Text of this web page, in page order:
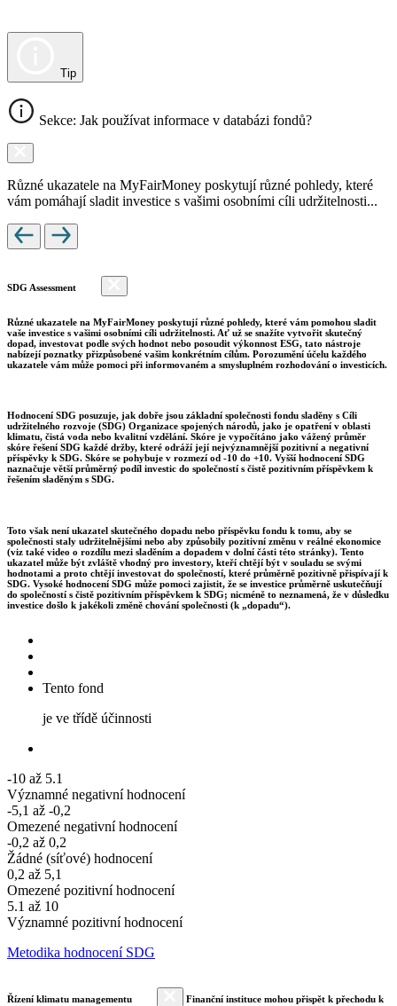
Tip
Sekce: Jak používat informace v databázi fondů?
Různé ukazatele na MyFairMoney poskytují různé pohledy, které
vám pomáhají sladit investice s vašimi osobními cíli udržitelnosti...
SDG Assessment
Různé ukazatele na MyFairMoney poskytují různé pohledy, které vám pomohou sladit
vaše investice s vašimi osobními cíli udržitelnosti. Ať už se snažíte vytvořit skutečný
dopad, investovat podle svých hodnot nebo posoudit výkonnost ESG, tato nástroje
nabízejí poznatky přizpůsobené vašim konkrétním cílům. Porozumění účelu každého
ukazatele vám může pomoci při informovaném a smysluplném rozhodování o investicích.
Hodnocení SDG posuzuje, jak dobře jsou základní společnosti fondu sladěny s Cíli
udržitelného rozvoje (SDG) Organizace spojených národů, jako je opatření v oblasti
klimatu, čistá voda nebo kvalitní vzdělání. Skóre je vypočítáno jako vážený průměr
skóre řešení SDG každé držby, které odráží její nejvýznamnější pozitivní a negativní
příspěvky k SDG. Skóre se pohybuje v rozmezí od -10 do +10. Vyšší hodnocení SDG
naznačuje větší průměrný podíl investic do společností s čistě pozitivním příspěvkem k
řešením sladěným s SDG.
Toto však není ukazatel skutečného dopadu nebo příspěvku fondu k tomu, aby se
společnosti staly udržitelnějšími nebo aby způsobily pozitivní změnu v reálné ekonomice
(viz také video o rozdílu mezi sladěním a dopadem v dolní části této stránky). Tento
ukazatel může být zvláště vhodný pro investory, kteří chtějí být v souladu se svými
hodnotami a proto chtějí investovat do společností, které průměrně pozitivně přispívají k
SDG. Vysoké hodnocení SDG může pomoci zajistit, že se investice průměrně uskutečňují
do společností s čistě pozitivním příspěvkem k SDG; nicméně to neznamená, že v důsledku
investice došlo k jakékoli změně chování společnosti (k „dopadu“).
Tento fond
je ve třídě účinnosti
-10 až 5.1
Významné negativní hodnocení
-5,1 až -0,2
Omezené negativní hodnocení
-0,2 až 0,2
Žádné (síťové) hodnocení
0,2 až 5,1
Omezené pozitivní hodnocení
5.1 až 10
Významné pozitivní hodnocení
Metodika hodnocení SDG
Řízení klimatu managementu
Finanční instituce mohou přispět k přechodu k